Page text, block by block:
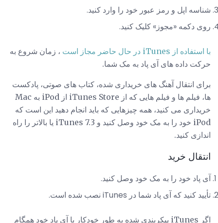
شناسه اپل و رمز عبور خود را وارد کنید.
روی دکمه «مجوز» کلیک کنید.
با استفاده از iTunes در حال حاضر مجاز است
، زمان شروع به
حرکت داده های آی پاد به مک شما.
برای انتقال آهنگ های خریداری شده، کتاب های صوتی، پادکست
ها، فیلم ها و فیلم هایی که از iTunes Store از iPod به Mac
خریداری می کنید، همه چیزهایی که باید انجام دهید این است که
iPod خود را به مک خود وصل کنید و iTunes 7.3 یا بالاتر را راه
اندازی کنید.
انتقال خرید
آی پاد خود را به مک خود وصل کنید.
تأیید کنید که آی پاد شما در iTunes نصب شده است.
اگر iTunes پیکربندی شده به طور خودکار با آی پاد خود همگام